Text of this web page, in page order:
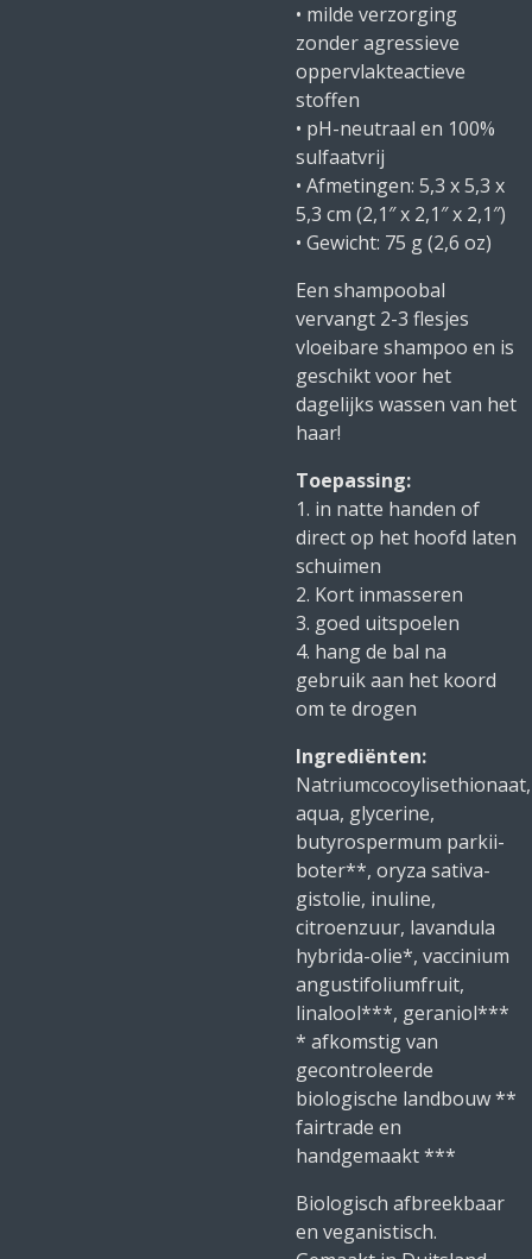
• milde verzorging
zonder agressieve
oppervlakteactieve
stoffen
• pH-neutraal en 100%
sulfaatvrij
• Afmetingen: 5,3 x 5,3 x
5,3 cm (2,1″ x 2,1″ x 2,1″)
• Gewicht: 75 g (2,6 oz)
Een shampoobal
vervangt 2-3 flesjes
vloeibare shampoo en is
geschikt voor het
dagelijks wassen van het
haar!
Toepassing:
1. in natte handen of
direct op het hoofd laten
schuimen
2. Kort inmasseren
3. goed uitspoelen
4. hang de bal na
gebruik aan het koord
om te drogen
Ingrediënten:
Natriumcocoylisethionaat,
aqua, glycerine,
butyrospermum parkii-
boter**, oryza sativa-
gistolie, inuline,
citroenzuur, lavandula
hybrida-olie*, vaccinium
angustifoliumfruit,
linalool***, geraniol***
* afkomstig van
gecontroleerde
biologische landbouw **
fairtrade en
handgemaakt ***
Biologisch afbreekbaar
en veganistisch.